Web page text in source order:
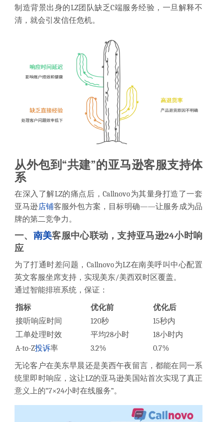
制造背景出身的LZ团队缺乏C端服务经验，一旦解释不
清，就会引发信任危机。
从外包到“共建”的亚马逊客服支持体
系
在深入了解LZ的痛点后，Callnovo为其量身打造了一套
亚马逊店铺客服外包方案，目标明确——让服务成为品
牌的第二竞争力。
一、 南美客服中心联动，支持亚马逊24小时响
应
为了打通时差问题，Callnovo为LZ在南美呼叫中心配置
英文客服坐席支持，实现美东/美西双时区覆盖。
通过智能排班系统，保证：
指标
优化前
优化后
接听响应时间
120秒
15秒内
工单处理时效
平均28小时
18小时内
A-to-Z投诉率 3.2%
0.7%
无论客户在美东早晨还是美西午夜留言，都能在同一系
统里即时响应，这让LZ的亚马逊美国站首次实现了真正
意义上的“7×24小时在线服务”。